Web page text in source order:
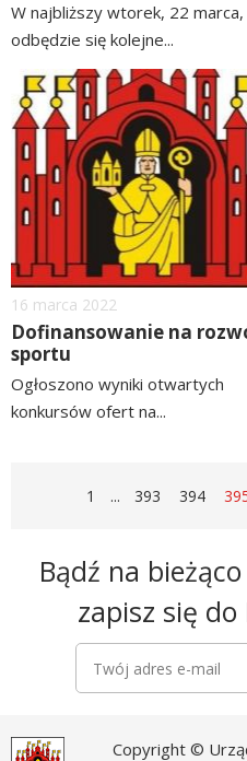
W najbliższy wtorek, 22 marca,
odbędzie się kolejne...
czytaj
więcej
Dodano
16 marca 2022
Dofinansowanie na
sportu
Ogłoszono wyniki otwartych
konkursów ofert na...
STRONASTRONA
1 ... STRONA
393 STRONA
394
Newsletter
Bądź na
zapisz się do
Copyright ©